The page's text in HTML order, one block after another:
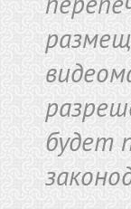
будет